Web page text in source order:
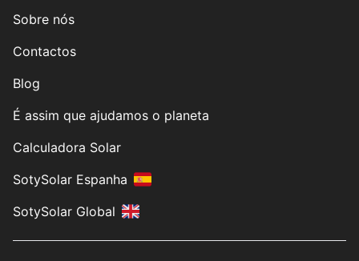
Sobre nós
Contactos
Blog
É assim que ajudamos o planeta
Calculadora Solar
SotySolar Espanha
SotySolar Global